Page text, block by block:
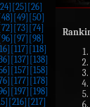
[25] [26]
[49] [50]
[73] [74]
[97] [98]
[117] [118]
[137] [138]
[157] [158]
[177] [178]
[197] [198]
[216] [217]